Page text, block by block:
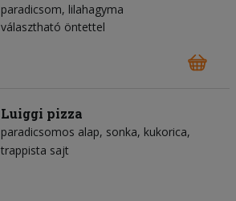
paradicsom lilahagyma
választható öntettel
Luiggi pizza
paradicsomos alap sonka kukorica
trappista sajt